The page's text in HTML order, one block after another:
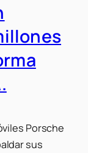
Porsche
sus